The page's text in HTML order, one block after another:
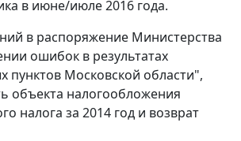
в июне/июле 2016 года.
в распоряжение Министерства
ошибок в результатах
пунктов Московской области",
объекта налогообложения
налога за 2014 год и возврат